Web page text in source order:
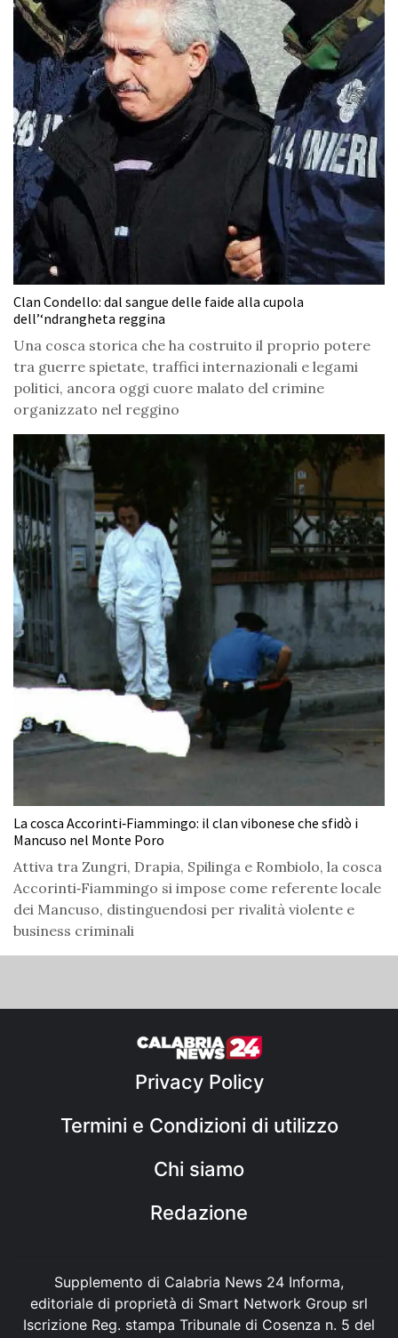
Clan Condello: dal sangue delle faide alla cupola
dell’‘ndrangheta reggina
Una cosca storica che ha costruito il proprio potere
tra guerre spietate, traffici internazionali e legami
politici, ancora oggi cuore malato del crimine
organizzato nel reggino
La cosca Accorinti‑Fiammingo: il clan vibonese che sfidò i
Mancuso nel Monte Poro
Attiva tra Zungri, Drapia, Spilinga e Rombiolo, la cosca
Accorinti‑Fiammingo si impose come referente locale
dei Mancuso, distinguendosi per rivalità violente e
business criminali
Privacy Policy
Termini e Condizioni di utilizzo
Chi siamo
Redazione
Supplemento di Calabria News 24 Informa,
editoriale di proprietà di Smart Network Group srl
Iscrizione Reg. stampa Tribunale di Cosenza n. 5 del